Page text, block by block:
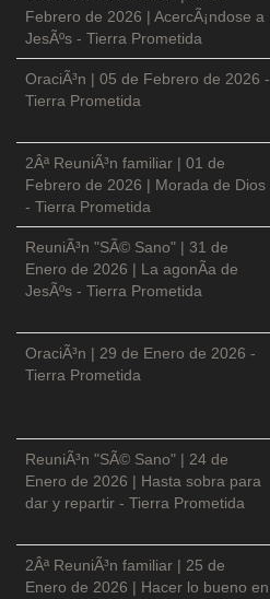
Febrero de 2026 | AcercÃ¡ndose a
JesÃºs - Tierra Prometida
OraciÃ³n | 05 de Febrero de 2026 -
Tierra Prometida
2Âª ReuniÃ³n familiar | 01 de
Febrero de 2026 | Morada de Dios
- Tierra Prometida
ReuniÃ³n "SÃ© Sano" | 31 de
Enero de 2026 | La agonÃ­a de
JesÃºs - Tierra Prometida
OraciÃ³n | 29 de Enero de 2026 -
Tierra Prometida
ReuniÃ³n "SÃ© Sano" | 24 de
Enero de 2026 | Hasta sobra para
dar y repartir - Tierra Prometida
2Âª ReuniÃ³n familiar | 25 de
Enero de 2026 | Hacer lo bueno en